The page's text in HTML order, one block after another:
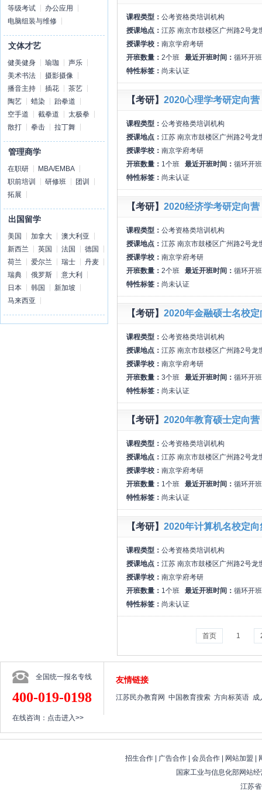
等级考试
办公应用
电脑组装与维修
文体才艺
健美健身 瑜珈
声乐
美术书法
摄影摄像
播音主持
插花
茶艺
陶艺
蜡染
跆拳道
空手道
截拳道
太极拳
散打
拳击 拉丁舞
管理商学
在职研
MBA/EMBA
职前培训
研修班
团训
拓展
出国留学
美国 加拿大
澳大利亚
新西兰
英国 法国
德国
荷兰
爱尔兰 瑞士
丹麦
瑞典
俄罗斯
意大利
日本
韩国
新加坡
马来西亚
课程类型： 公考资格类培训机构
授课地点： 江苏 南京市鼓楼区广州路2号龙
授课学校： 南京学府考研
开班数量： 2个班 最近开班时间： 循环开班
特性标签： 尚未认证
【考研】 2020心理学考研定向营
课程类型： 公考资格类培训机构
授课地点： 江苏 南京市鼓楼区广州路2号龙
授课学校： 南京学府考研
开班数量： 1个班 最近开班时间： 循环开班
特性标签： 尚未认证
【考研】 2020经济学考研定向营
课程类型： 公考资格类培训机构
授课地点： 江苏 南京市鼓楼区广州路2号龙
授课学校： 南京学府考研
开班数量： 2个班 最近开班时间： 循环开班
特性标签： 尚未认证
【考研】 2020年金融硕士名校定
课程类型： 公考资格类培训机构
授课地点： 江苏 南京市鼓楼区广州路2号龙
授课学校： 南京学府考研
开班数量： 3个班 最近开班时间： 循环开班
特性标签： 尚未认证
【考研】 2020年教育硕士定向营
课程类型： 公考资格类培训机构
授课地点： 江苏 南京市鼓楼区广州路2号龙
授课学校： 南京学府考研
开班数量： 1个班 最近开班时间： 循环开班
特性标签： 尚未认证
【考研】 2020年计算机名校定向
课程类型： 公考资格类培训机构
授课地点： 江苏 南京市鼓楼区广州路2号龙
授课学校： 南京学府考研
开班数量： 1个班 最近开班时间： 循环开班
特性标签： 尚未认证
首页 1
全国统一报名专线
400-019-0198
在线咨询： 点击进入>>
友情链接
江苏民办教育网 中国教育搜索 方向标英语 成
招生合作| 广告合作| 会员合作| 网站加盟 |
国家工业与信息化部网站
江苏